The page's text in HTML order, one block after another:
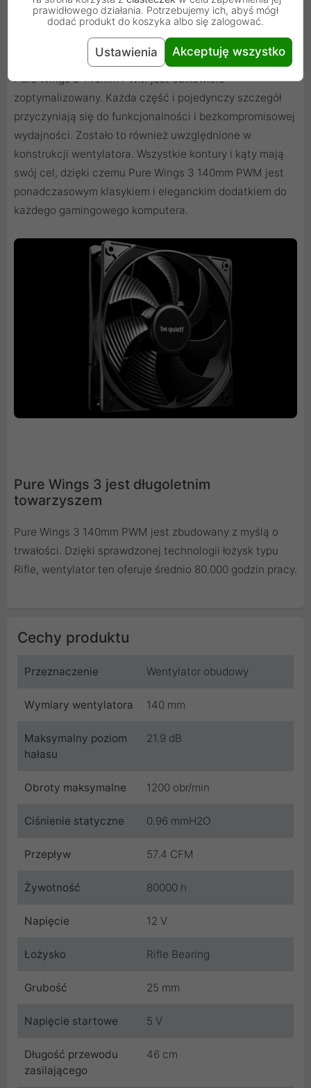
Kultowy design
Pure Wings 3 140mm PWM jest całkowicie
zoptymalizowany. Każda część i pojedynczy szczegół
przyczyniają się do funkcjonalności i bezkompromisowej
wydajności. Zostało to również uwzględnione w
konstrukcji wentylatora. Wszystkie kontury i kąty mają
swój cel, dzięki czemu Pure Wings 3 140mm PWM jest
ponadczasowym klasykiem i eleganckim dodatkiem do
każdego gamingowego komputera.
Pure Wings 3 jest długoletnim
towarzyszem
Pure Wings 3 140mm PWM jest zbudowany z myślą o
trwałości. Dzięki sprawdzonej technologii łożysk typu
Rifle, wentylator ten oferuje średnio 80.000 godzin pracy.
Cechy produktu
Przeznaczenie Wentylator obudowy
Wymiary wentylatora 140 mm
Maksymalny poziom
hałasu
21.9 dB
Obroty maksymalne 1200 obr/min
Ciśnienie statyczne 0.96 mmH2O
Przepływ 57.4 CFM
Żywotność 80000 h
Napięcie 12 V
Łożysko Rifle Bearing
Grubość 25 mm
Napięcie startowe 5 V
Długość przewodu
zasilającego
46 cm
prawidłowego działania. Potrzebujemy ich, abyś mógł
dodać produkt do koszyka albo się zalogować.
Ustawienia Akceptuję wszystko